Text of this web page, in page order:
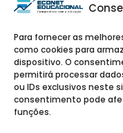
Para fornecer as
como cookies para
dispositivo. O
permitirá processar
ou IDs exclusivos neste
consentimento pode
funções.